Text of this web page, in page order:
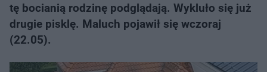
tę bocianią rodzinę podglądają. Wykluło się już
drugie pisklę. Maluch pojawił się wczoraj
(22.05).